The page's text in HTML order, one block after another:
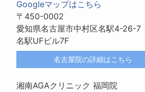
Googleマップはこちら
〒450-0002
愛知県名古屋市中村区名駅4-26-7
名駅UFビル7F
名古屋院の詳細はこちら
湘南AGAクリニック 福岡院